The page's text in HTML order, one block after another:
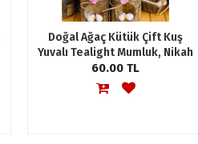
Doğal Ağaç Kütük Çift Kuş
Yuvalı Tealight Mumluk, Nikah
Şekeri, Söz Şekeri, Düğün,
Nişan Hediyelik
60.00 TL